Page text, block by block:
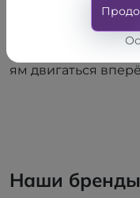
ь. Он знает, что
ки выхода. Именно
ям двигаться
Наши бренды